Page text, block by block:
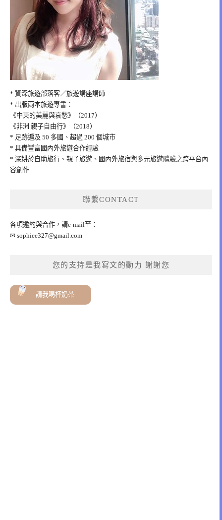
* 資深旅遊部落客／旅遊講座講師
* 出版兩本旅遊專書：
《中東的美麗與哀愁》（2017）
《非洲 親子自由行》（2018）
* 足跡遍及 50 多國、超過 200 個城市
* 具備豐富國內外旅遊合作經驗
* 深耕於自助旅行、親子旅遊、國內外旅宿與多元旅遊體驗之跨平台內
容創作
聯繫CONTACT
各項邀約與合作，請e-mail至：
✉ sophiee327@gmail.com
您的支持是我寫文的動力 謝謝您
請我喝杯奶茶